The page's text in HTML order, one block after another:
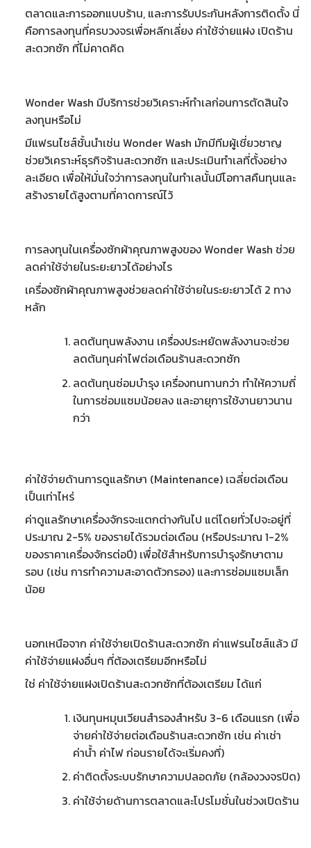
ตลาดและการออกแบบร้าน, และการรับประกันหลังการติดตั้ง นี่
คือการลงทุนที่ครบวงจรเพื่อหลีกเลี่ยง ค่าใช้จ่ายแฝง เปิดร้าน
สะดวกซัก ที่ไม่คาดคิด
Wonder Wash มีบริการช่วยวิเคราะห์ทำเลก่อนการตัดสินใจ
ลงทุนหรือไม่
มีแฟรนไชส์ชั้นนำเช่น Wonder Wash มักมีทีมผู้เชี่ยวชาญ
ช่วยวิเคราะห์ธุรกิจร้านสะดวกซัก และประเมินทำเลที่ตั้งอย่าง
ละเอียด เพื่อให้มั่นใจว่าการลงทุนในทำเลนั้นมีโอกาสคืนทุนและ
สร้างรายได้สูงตามที่คาดการณ์ไว้
การลงทุนในเครื่องซักผ้าคุณภาพสูงของ Wonder Wash ช่วย
ลดค่าใช้จ่ายในระยะยาวได้อย่างไร
เครื่องซักผ้าคุณภาพสูงช่วยลดค่าใช้จ่ายในระยะยาวได้ 2 ทาง
หลัก
ลดต้นทุนพลังงาน เครื่องประหยัดพลังงานจะช่วย
ลดต้นทุนค่าไฟต่อเดือนร้านสะดวกซัก
ลดต้นทุนซ่อมบำรุง เครื่องทนทานกว่า ทำให้ความถี่
ในการซ่อมแซมน้อยลง และอายุการใช้งานยาวนาน
กว่า
ค่าใช้จ่ายด้านการดูแลรักษา (Maintenance) เฉลี่ยต่อเดือน
เป็นเท่าไหร่
ค่าดูแลรักษาเครื่องจักรจะแตกต่างกันไป แต่โดยทั่วไปจะอยู่ที่
ประมาณ 2-5% ของรายได้รวมต่อเดือน (หรือประมาณ 1-2%
ของราคาเครื่องจักรต่อปี) เพื่อใช้สำหรับการบำรุงรักษาตาม
รอบ (เช่น การทำความสะอาดตัวกรอง) และการซ่อมแซมเล็ก
น้อย
นอกเหนือจาก ค่าใช้จ่ายเปิดร้านสะดวกซัก ค่าแฟรนไชส์แล้ว มี
ค่าใช้จ่ายแฝงอื่นๆ ที่ต้องเตรียมอีกหรือไม่
ใช่ ค่าใช้จ่ายแฝงเปิดร้านสะดวกซักที่ต้องเตรียม ได้แก่
เงินทุนหมุนเวียนสำรองสำหรับ 3-6 เดือนแรก (เพื่อ
จ่ายค่าใช้จ่ายต่อเดือนร้านสะดวกซัก เช่น ค่าเช่า
ค่าน้ำ ค่าไฟ ก่อนรายได้จะเริ่มคงที่)
ค่าติดตั้งระบบรักษาความปลอดภัย (กล้องวงจรปิด)
ค่าใช้จ่ายด้านการตลาดและโปรโมชั่นในช่วงเปิดร้าน